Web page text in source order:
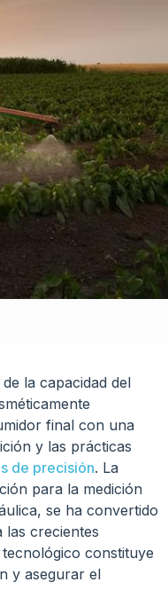
la capacidad del
final con una
y las prácticas
de precisión. La
para la medición
se ha convertido
las crecientes
constituye
y asegurar el